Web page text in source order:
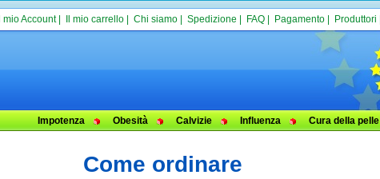
Il mio Account| Il mio carrello| Chi siamo| Spedizione FAQ| Pagamento| Produttori
Impotenza Obesità Calvizie Influenza Cura della pelle
Come ordinare